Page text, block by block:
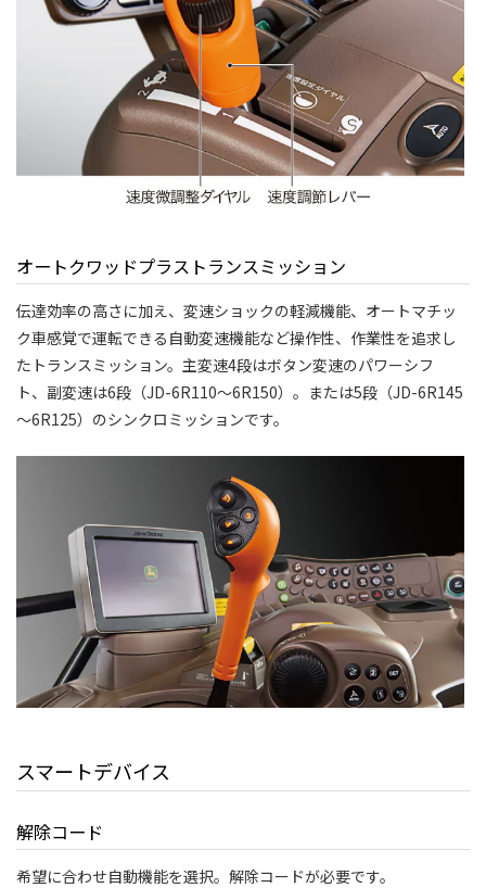
オートクワッドプラストランスミッション
伝達効率の高さに加え、変速ショックの軽減機能、オートマチッ
ク車感覚で運転できる自動変速機能など操作性、作業性を追求し
たトランスミッション。主変速4段はボタン変速のパワーシフ
ト、副変速は6段（JD-6R110〜6R150）。または5段（JD-6R145
～6R125）のシンクロミッションです。
スマートデバイス
解除コード
希望に合わせ自動機能を選択。解除コードが必要です。